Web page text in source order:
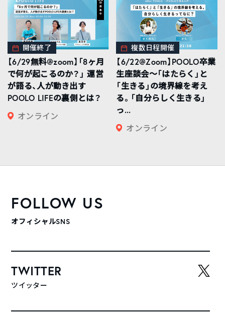
開催終了
【6/29無料@zoom】「8ヶ月
で何が起こるのか？」 運営
が語る、人が動き出す
POOLO LIFEの裏側とは？
オンライン
複数日程開催
【6/22@Zoom】POOLO卒業
生座談会〜「はたらく」と
「生きる」の境界線を考え
る。「自分らしく生きる」
っ...
オンライン
FOLLOW US
オフィシャルSNS
TWITTER
ツイッター